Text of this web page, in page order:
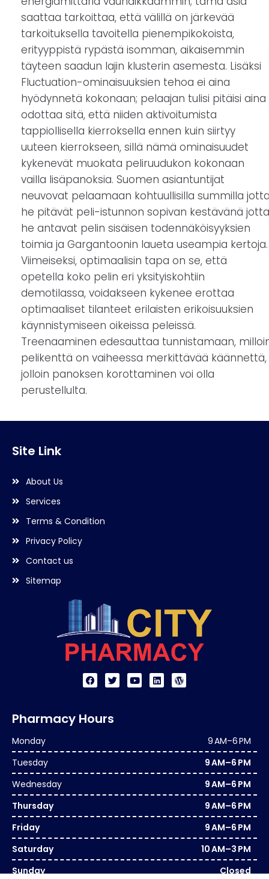
saattaa tarkoittaa, että välillä on järkevää
tarkoituksella tavoitella pienempikokoista,
erityyppistä rypästä isomman, aikaisemmin
täyteen saadun lajin klusterin asemesta. Lisäksi
Fluctuation-ominaisuuksien tehoa ei aina
hyödynnetä kokonaan; pelaajan tulisi pitäisi aina
odottaa sitä, että niiden aktivoitumista
tappiollisella kierroksella ennen kuin siirtyy
uuteen kierrokseen, sillä nämä ominaisuudet
kykenevät muokata peliruudukon kokonaan
vailla lisäpanoksia. Suomen asiantuntijat
neuvovat pelaamaan kohtuullisilla summilla
he pitävät peli-istunnon sopivan kestävänä jotta
he antavat pelin sisäisen todennäköisyyksien
toimia ja Gargantoonin laueta useampia kertoja.
Viimeiseksi, optimaalisin tapa on se, että
opetella koko pelin eri yksityiskohtiin
demotilassa, voidakseen kykenee erottaa
optimaaliset tilanteet erilaisten erikoisuuksien
käynnistymiseen oikeissa peleissä.
Treenaaminen edesauttaa tunnistamaan,
pelikenttä on vaiheessa merkittävää käännettä,
jolloin panoksen korottaminen voi olla
perustellulta.
Site Link
About Us
Services
Terms & Condition
Privacy Policy
Contact us
Sitemap
Pharmacy Hours
Monday
9 AM–6 PM
Tuesday
9 AM–6 PM
Wednesday
9 AM–6 PM
Thursday
9 AM–6 PM
Friday
9 AM–6 PM
Saturday
10 AM–3 PM
Sunday
Closed